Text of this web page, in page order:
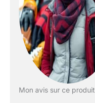
Mon avis sur ce produit